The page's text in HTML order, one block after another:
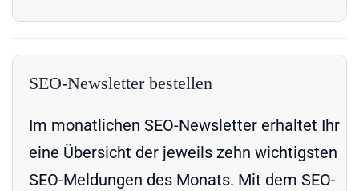
SEO-Newsletter bestellen
Im monatlichen SEO-Newsletter erhaltet Ihr
eine Übersicht der jeweils zehn wichtigsten
SEO-Meldungen des Monats. Mit dem SEO-